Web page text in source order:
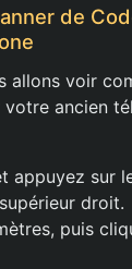
de
allons voir
votre ancien
appuyez sur
droit.
puis